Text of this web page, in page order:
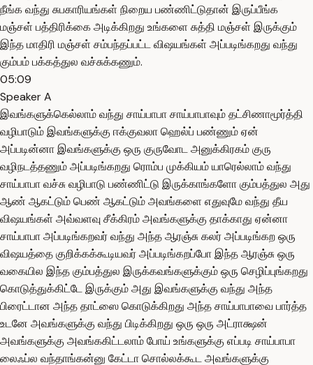
நீங்க வந்து சுபகாரியங்கள் நிறைய பண்ணிட்டுதான் இருப்பீங்க
மஞ்சள் பத்திரிக்கை அடிக்கிறது உங்களை சுத்தி மஞ்சள் இருக்கும்
இந்த மாதிரி மஞ்சள் சம்பந்தப்பட்ட விஷயங்கள் அப்படிங்கறது வந்து
கும்பம் பக்கத்துல வச்சுக்கணும்.
05:09
Speaker A
இவங்களுக்கெல்லாம் வந்து சாய்பாபா சாய்பாபாவும் தட்சிணாமூர்த்தி
வழிபாடும் இவங்களுக்கு ஈக்குவலா ஹெல்ப் பண்ணும் ஏன்
அப்படின்னா இவங்களுக்கு ஒரு குருவோட அனுக்கிரகம் குரு
வழிநடத்தணும் அப்படிங்கறது ரொம்ப முக்கியம் யாரெல்லாம் வந்து
சாய்பாபா வச்சு வழிபாடு பண்ணிட்டு இருக்காங்களோ கும்பத்துல அது
ஆண் ஆகட்டும் பெண் ஆகட்டும் அவங்களை எதுவுமே வந்து தீய
விஷயங்கள் அவ்வளவு சீக்கிரம் அவங்களுக்கு தாக்காது ஏன்னா
சாய்பாபா அப்படிங்கறவர் வந்து அந்த ஆரஞ்சு கலர் அப்படிங்கற ஒரு
விஷயத்தை குறிக்கக்கூடியவர் அப்படிங்கறப்போ இந்த ஆரஞ்சு ஒரு
வகையில இந்த கும்பத்துல இருக்கவங்களுக்கும் ஒரு செழிப்புங்கறது
கொடுத்துக்கிட்டே இருக்கும் அது இவங்களுக்கு வந்து அந்த
பிரைட்டான அந்த தாட்ஸை கொடுக்கிறது அந்த சாய்பாபாவை பார்த்த
உடனே அவங்களுக்கு வந்து பிடிக்கிறது ஒரு ஒரு அட்ராக்ஷன்
அவங்களுக்கு அவங்ககிட்டலாம் போய் உங்களுக்கு எப்படி சாய்பாபா
லைஃப்ல வந்தாங்கன்னு கேட்டா சொல்லக்கூட அவங்களுக்கு